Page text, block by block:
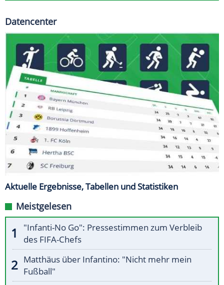
Datencenter
Aktuelle Ergebnisse, Tabellen und Statistiken
Meistgelesen
"Infanti-No Go": Pressestimmen zum Verbleib
des FIFA-Chefs
Matthäus über Infantino: "Nicht mehr mein
Fußball"